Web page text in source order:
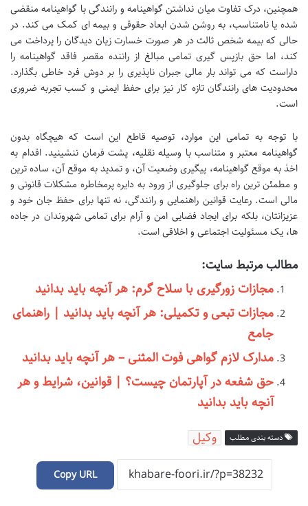
همچنین، درک تفاوت میان نداشتن گواهینامه و رانندگی با گواهینامه منقضی
شده یا نامتناسب، به روشن شدن ابعاد حقوقی و بیمه ای کمک می کند. در
حالی که بیمه شخص ثالث در هر صورت خسارت زیان دیدگان را پرداخت می
کند، اما حق بازپس گیری تمامی مبالغ از راننده مقصر فاقد گواهینامه را
داراست که می تواند بار مالی جبران ناپذیری را بر دوش فرد خاطی بگذارد.
محدودیت های رانندگان تازه کار نیز برای حفظ ایمنی و کسب تجربه ضروری
است.
با توجه به تمامی این موارد، توصیه قاطع این است که هیچگاه بدون
گواهینامه معتبر و متناسب با وسیله نقلیه، پشت فرمان ننشینید. اقدام به
اخذ به موقع گواهینامه، پیگیری وضعیت آن، و تمدید به موقع آن، ساده ترین
و مطمئن ترین راه برای جلوگیری از ورود به دایره پرمخاطره مشکلات قانونی و
مالی است. رعایت قوانین راهنمایی و رانندگی، نه تنها برای حفظ جان خود و
عزیزانتان، بلکه برای ایجاد فضایی امن و آرام برای تمامی شهروندان در جاده
ها، یک مسئولیت اجتماعی و اخلاقی است.
مطالب مرتبط سایت:
مجازات زورگیری با سلاح گرم: هر آنچه باید بدانید
مجازات تبعی و تکمیلی: هر آنچه باید بدانید | راهنمای
جامع
مدارک لازم گواهی فوت المثنی – هر آنچه باید بدانید
حق شفعه در آپارتمان چیست؟ | قوانین، شرایط و هر
آنچه باید بدانید
دسته بندی مطلب وکیل
Copy URL